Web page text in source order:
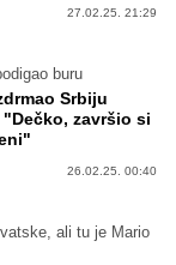
27.02.25. 21:29
buru
Srbiju
završio si
26.02.25. 00:40
ali tu je Mario